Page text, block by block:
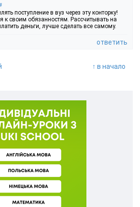
поступление в вуз через эту конторку!
к своим обязанностям. Рассчитывать на
деньги, лучше сделать все самому.
ответить
↑ в начало